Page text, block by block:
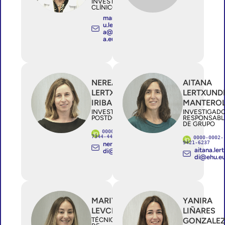
CLÍNICO ESTABLE
mariaarantzaz
u.lekuonaartol
a@osakidetz
a.eus
NEREA
LERTXUNDI
IRIBAR
INVESTIGADOR/A
POSTDOCTORAL
0000-0002-
7344-4433
nerea.lertxun
di@ehu.eus
AITANA
LERTXUNDI
DE GRUPO
0000-0002-
9421-6237
MARIYA
LEVCHUK
TÉCNICO/A
YANIRA
LIÑARES
GONZALEZ